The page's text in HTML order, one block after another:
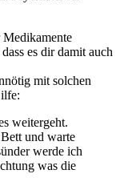
es dir damit auch
mit solchen
weitergeht.
und warte
werde ich
was die